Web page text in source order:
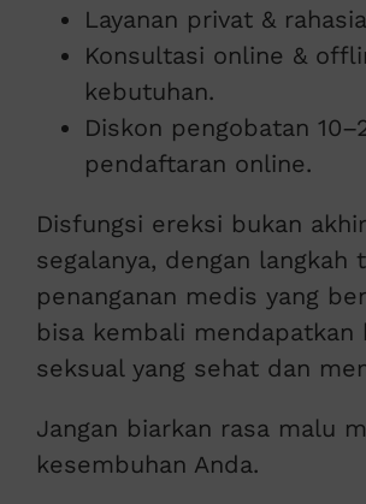
Layanan privat &
Konsultasi online &
kebutuhan.
Diskon pengobatan
pendaftaran online.
Disfungsi ereksi bukan
segalanya, dengan langkah
penanganan medis yang
bisa kembali mendapatkan
seksual yang sehat dan
Jangan biarkan rasa malu
kesembuhan Anda.